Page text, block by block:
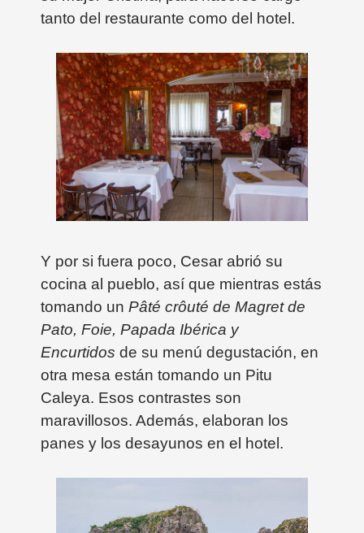
tanto del restaurante como del hotel.
Y por si fuera poco, Cesar abrió su
cocina al pueblo, así que mientras estás
tomando un Pâté crôuté de Magret de
Pato, Foie, Papada Ibérica y
Encurtidos de su menú degustación, en
otra mesa están tomando un Pitu
Caleya. Esos contrastes son
maravillosos. Además, elaboran los
panes y los desayunos en el hotel.